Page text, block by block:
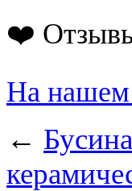
❤️
На нашем
←